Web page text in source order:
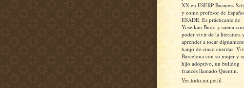
XX en ESERP Business
y como profesor de
ESADE. Es prácticante de
Yoseikan Budo y sueña con
poder vivir de la literatura y
aprender a tocar
banjo de cinco cuerdas.
Barcelona con su mujer y
hijo adoptivo, un bulldog
francés llamado Quentin.
Ver todo mi perfil